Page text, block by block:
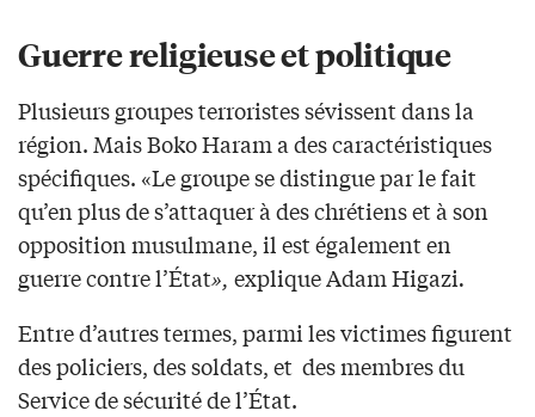
Guerre religieuse et politique
Plusieurs groupes terroristes sévissent dans la
région. Mais Boko Haram a des caractéristiques
spécifiques. «Le groupe se distingue par le fait
qu’en plus de s’attaquer à des chrétiens et à son
opposition musulmane, il est également en
guerre contre l’État», explique Adam Higazi.
Entre d’autres termes, parmi les victimes figurent
des policiers, des soldats, et des membres du
Service de sécurité de l’État.